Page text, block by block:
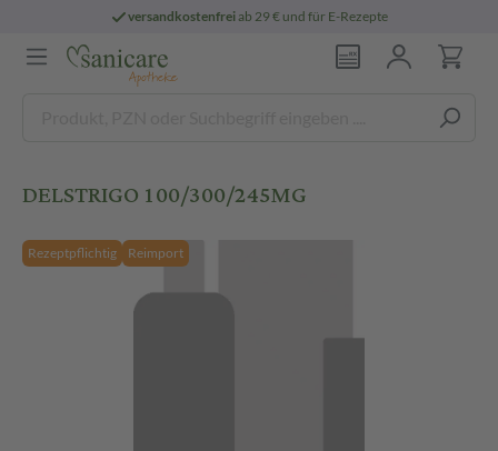
versandkostenfreiab 29 € und für E-Rezepte
DELSTRIGO 100/300/245MG
Rezeptpflichtig Reimport